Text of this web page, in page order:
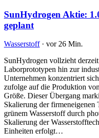
SunHydrogen Aktie:
geplant
Wasserstoff · vor 26 Min.
SunHydrogen vollzieht
Laborprototypen hin zur
Unternehmen konzentriert
zufolge auf die Produktion
Größe. Dieser Übergang
Skalierung der
grünem Wasserstoff durch
Skalierung der
Einheiten erfolgt…